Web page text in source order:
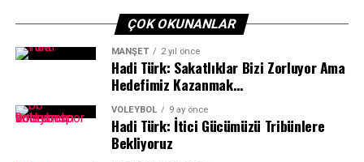
ÇOK OKUNANLAR
MANŞET 2 yıl önce
Hadi Türk: Sakatlıklar Bizi Zorluyor Ama
Hedefimiz Kazanmak…
VOLEYBOL 9 ay önce
Hadi Türk: İtici Gücümüzü Tribünlere
Bekliyoruz